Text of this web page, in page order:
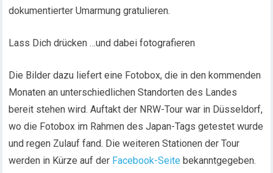
dokumentierter Umarmung gratulieren.
Lass Dich drücken …und dabei fotografieren
Die Bilder dazu liefert eine Fotobox, die in den kommenden
Monaten an unterschiedlichen Standorten des Landes
bereit stehen wird. Auftakt der NRW-Tour war in Düsseldorf,
wo die Fotobox im Rahmen des Japan-Tags getestet wurde
und regen Zulauf fand. Die weiteren Stationen der Tour
werden in Kürze auf der Facebook-Seite bekanntgegeben.